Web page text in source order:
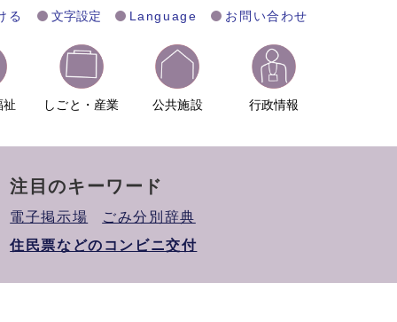
る 文字設定 Language お問い合わせ
祉 しごと・産業 公共施設 行政情報
注目のキーワード
電子掲示場
ごみ分別辞典
住民票などのコンビニ交付